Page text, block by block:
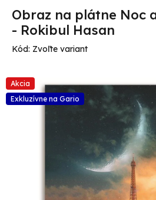
Obraz na plátne Noc
- Rokibul Hasan
Kód: Zvoľte variant
Akcia
Exkluzívne na Gario